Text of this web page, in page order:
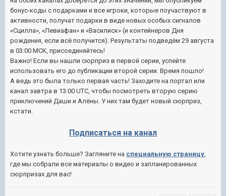
бонус-коды с подарками и все игроки, которые поучаствуют в
активности, получат подарки в виде новых особых сигналов
«Сцилла», «Левиафан» и «Василиск» (и контейнеров Дня
рождения, если всё получится). Результаты подведём 29 августа
в 03:00 МСК, присоединяйтесь!
Важно! Если вы нашли сюрприз в первой серии, успейте
использовать его до публикации второй серии. Время пошло!
А ведь это была только первая часть! Заходите на портал или
канал завтра в 13:00 UTC, чтобы посмотреть вторую серию
приключений Даши и Алёны. У них там будет новый сюрприз,
кстати.
Подписаться на канал
Хотите узнать больше? Загляните на специальную страницу
где мы собрали все материалы о видео и запланированных
сюрпризах для вас!